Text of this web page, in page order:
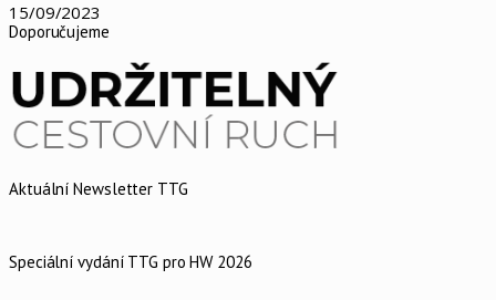
15/09/2023
Doporučujeme
Aktuální Newsletter TTG
Speciální vydání TTG pro HW 2026